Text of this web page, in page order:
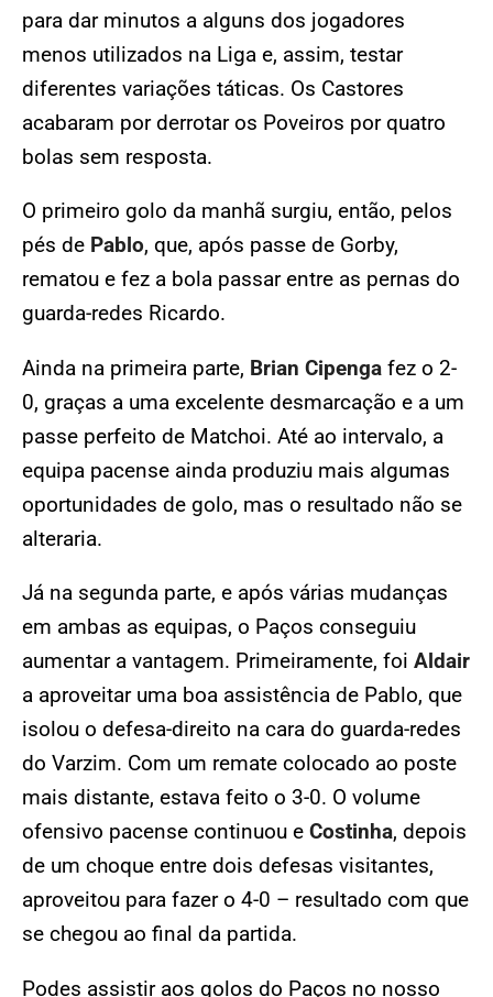
para dar minutos a alguns dos jogadores
menos utilizados na Liga e, assim, testar
diferentes variações táticas. Os Castores
acabaram por derrotar os Poveiros por quatro
bolas sem resposta.
O primeiro golo da manhã surgiu, então, pelos
pés de Pablo, que, após passe de Gorby,
rematou e fez a bola passar entre as pernas do
guarda-redes Ricardo.
Ainda na primeira parte, Brian Cipenga fez o 2-
0, graças a uma excelente desmarcação e a um
passe perfeito de Matchoi. Até ao intervalo, a
equipa pacense ainda produziu mais algumas
oportunidades de golo, mas o resultado não se
alteraria.
Já na segunda parte, e após várias mudanças
em ambas as equipas, o Paços conseguiu
aumentar a vantagem. Primeiramente, foi Aldair
a aproveitar uma boa assistência de Pablo, que
isolou o defesa-direito na cara do guarda-redes
do Varzim. Com um remate colocado ao poste
mais distante, estava feito o 3-0. O volume
ofensivo pacense continuou e Costinha, depois
de um choque entre dois defesas visitantes,
aproveitou para fazer o 4-0 – resultado com que
se chegou ao final da partida.
Podes assistir aos golos do Paços no nosso